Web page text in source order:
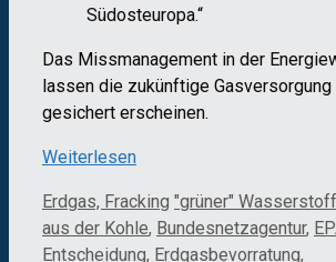
Südosteuropa.“
Das Missmanagement in der
lassen die zukünftige
gesichert erscheinen.
Weiterlesen
Kategorien
Erdgas, Fracking Schlagwörter
"grüner" Wasserstoff
aus der Kohle, Bundesnetzagentur,
Entscheidung, Erdgasbevorratung,